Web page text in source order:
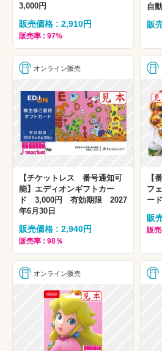
3,000円
販売価格 : 2,910円
販売率 : 97%
自
販
オンライン販売
【チケットレス 番号通知可
能】エディオンギフトカー
ド 3,000円 有効期限 2027
年6月30日
販売価格 : 2,940円
販売率 : 98％
【
フ
ー
販
販
オンライン販売